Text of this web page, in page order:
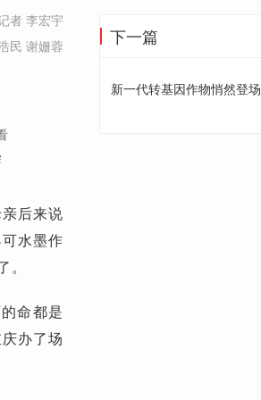
者 李宏宇
民 谢姗蓉
后来说
水墨作
命都是
办了场
下一篇
新一代转基因作物悄然登场